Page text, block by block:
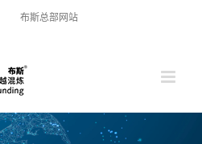
布斯总部网站